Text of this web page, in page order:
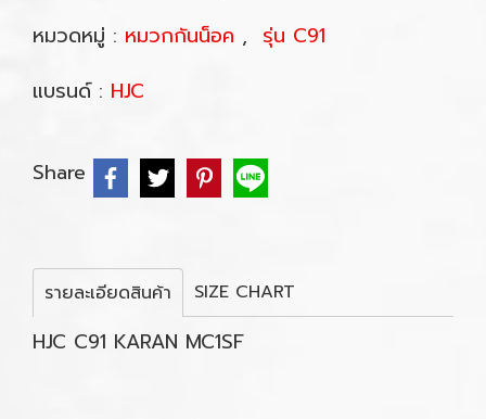
หมวดหมู่ : หมวกกันน็อค , รุ่น C91
แบรนด์ : HJC
Share
รายละเอียดสินค้า SIZE CHART
HJC C91 KARAN MC1SF